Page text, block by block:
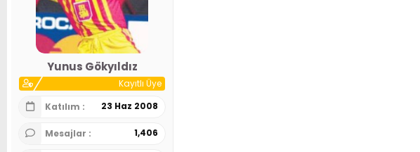
Yunus Gökyıldız
Kayıtlı Üye
Katılım
23 Haz 2008
Mesajlar 1,406